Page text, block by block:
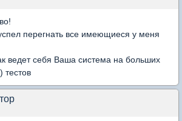
перегнать все имеющиеся у меня
ведет себя Ваша система на больших
тестов